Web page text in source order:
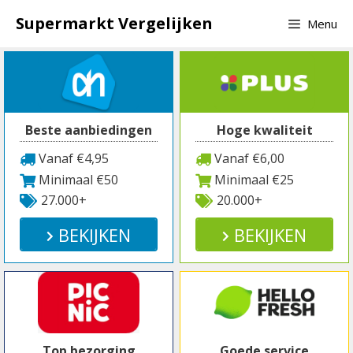
naar
inhoud
Supermarkt Vergelijken Menu
Beste aanbiedingen
Vanaf €4,95
Minimaal €50
27.000+
BEKIJKEN
Hoge kwaliteit
Vanaf €6,00
Minimaal €25
20.000+
BEKIJKEN